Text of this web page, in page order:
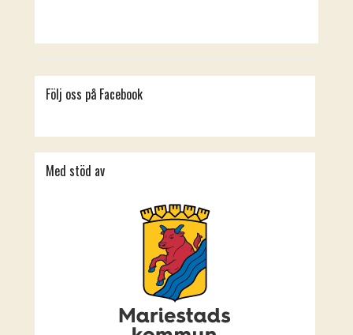
Följ oss på Facebook
Med stöd av